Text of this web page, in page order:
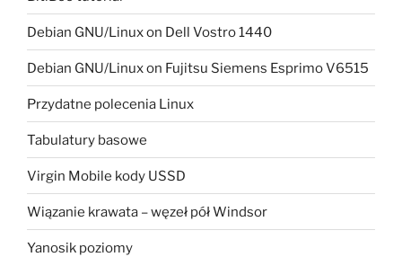
Debian GNU/Linux on Dell Vostro 1440
Debian GNU/Linux on Fujitsu Siemens Esprimo V6515
Przydatne polecenia Linux
Tabulatury basowe
Virgin Mobile kody USSD
Wiązanie krawata – węzeł pół Windsor
Yanosik poziomy